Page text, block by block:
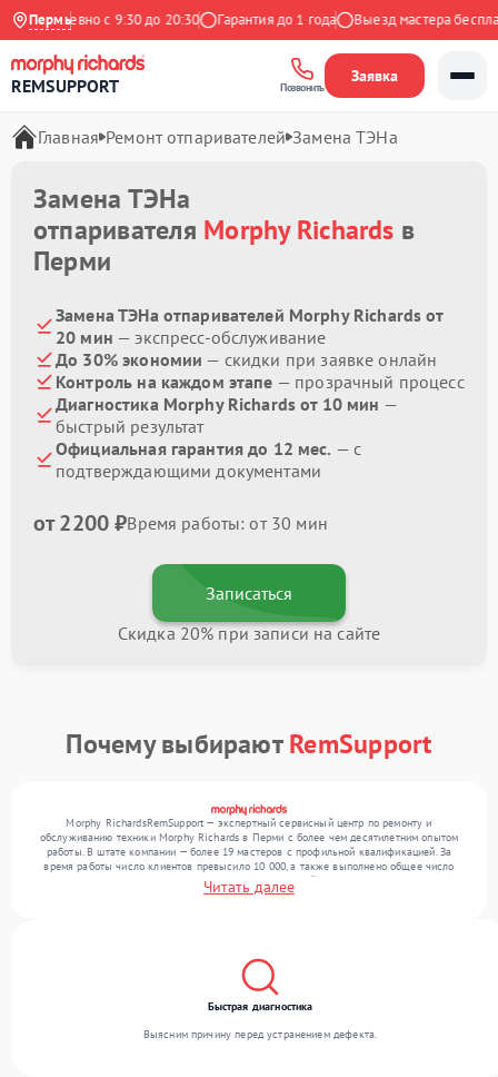
Пермь
Ежедневно с 9:30 до 20:30 Гарантия до 1 года Выезд мастера
REMSUPPORT Позвонить
Заявка
Главная Ремонт отпаривателей Замена ТЭНа
Замена ТЭНа
отпаривателя Morphy Richards в
Перми
Замена ТЭНа отпаривателей Morphy Richards от
20 мин — экспресс-обслуживание
До 30% экономии — скидки при заявке онлайн
Контроль на каждом этапе — прозрачный процесс
Диагностика Morphy Richards от 10 мин —
быстрый результат
Официальная гарантия до 12 мес. — с
подтверждающими документами
от 2200 ₽Время работы: от 30 мин
Записаться
Скидка 20% при записи на сайте
Почему выбираютRemSupport
Morphy RichardsRemSupport — экспертный сервисный центр по ремонту и
обслуживанию техники Morphy Richards в Перми с более чем десятилетним опытом
работы. В штате компании — более 19 мастеров с профильной квалификацией. За
время работы число клиентов превысило 10 000, а также выполнено общее число
ремонтов превысило 12 000. Ежемесячно в сервисный центр поступает более 300
устройств, включая , , . Мы беремся за задачи любой сложности и поддерживаем
Читать далее
Быстрая диагностика
Выясним причину перед устранением дефекта.